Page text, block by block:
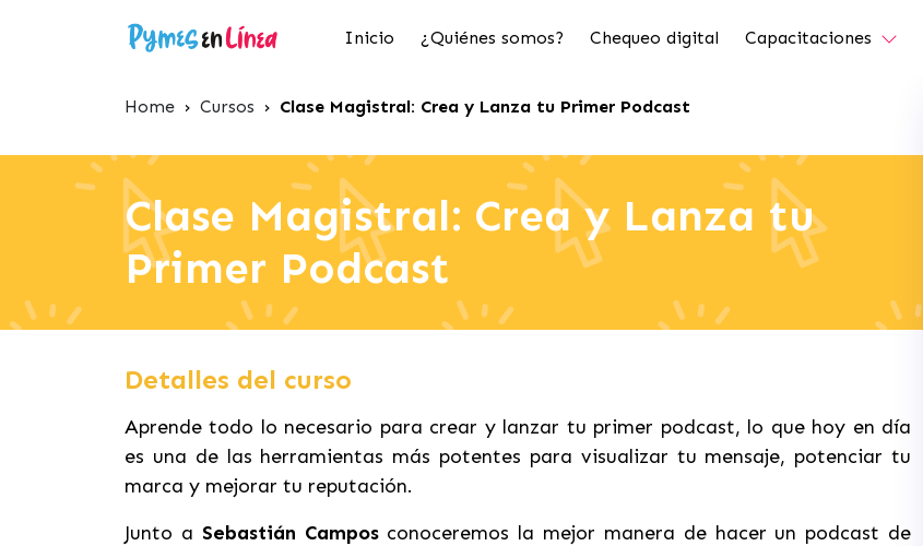
Inicio ¿Quiénes somos? Chequeo digital Capacitaciones
Home › Cursos › Clase Magistral: Crea y Lanza tu Primer Podcast
Clase Magistral: Crea y Lanza tu
Primer Podcast
Detalles del curso
Aprende todo lo necesario para crear y lanzar tu primer podcast, lo que hoy en día
es una de las herramientas más potentes para visualizar tu mensaje, potenciar tu
marca y mejorar tu reputación.
Junto a Sebastián Camposconoceremos la mejor manera de hacer un podcast de